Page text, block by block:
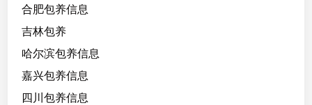
合肥包养信息
吉林包养
哈尔滨包养信息
嘉兴包养信息
四川包养信息